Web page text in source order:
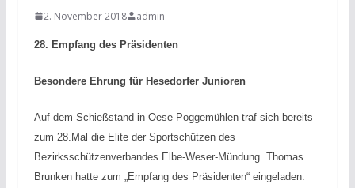
2. November 2018 admin
28. Empfang des Präsidenten
Besondere Ehrung für Hesedorfer Junioren
Auf dem Schießstand in Oese-Poggemühlen traf sich bereits
zum 28.Mal die Elite der Sportschützen des
Bezirksschützenverbandes Elbe-Weser-Mündung. Thomas
Brunken hatte zum „Empfang des Präsidenten“ eingeladen.